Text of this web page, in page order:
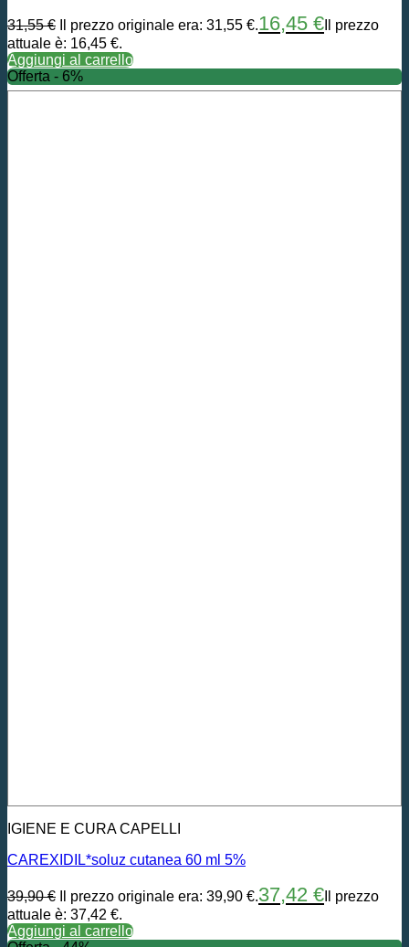
31,55€ Il prezzo originale era: 31,55 €.16,45 € Il prezzo
attuale è: 16,45 €.
Aggiungi al carrello
Offerta - 6%
IGIENE E CURA CAPELLI
CAREXIDIL*soluz cutanea 60 ml 5%
39,90€ Il prezzo originale era: 39,90 €.37,42 € Il prezzo
attuale è: 37,42 €.
Aggiungi al carrello